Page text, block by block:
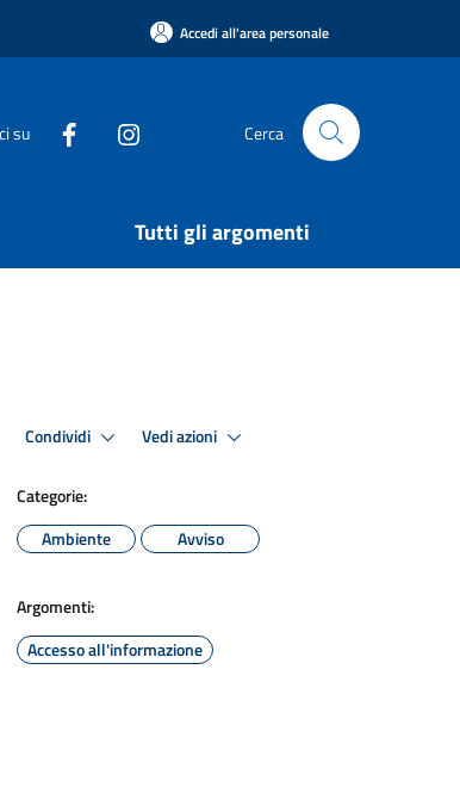
Accedi all'area personale
su Cerca
Tutti gli argomenti
Condividi Vedi azioni
Categorie:
Ambiente
Avviso
Argomenti:
Accesso all'informazione